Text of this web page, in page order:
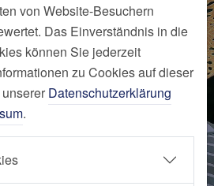
von Website-Besuchern
Das Einverständnis in die
können Sie jederzeit
zu Cookies auf dieser
Datenschutzerklärung
.